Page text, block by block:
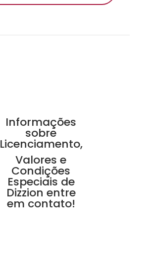
Informações
sobre
Licenciamento,
Valores e
Condições
Especiais de
Dizzion entre
em contato!